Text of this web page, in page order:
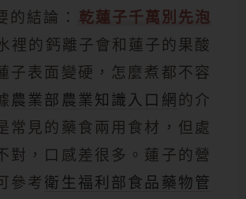
的結論：
乾蓮子千萬別先泡
裡的鈣離子會和蓮子的果酸
子表面變硬，怎麼煮都不容
農業部農業知識入口網 的介
常見的藥食兩用食材，但處
對，口感差很多。蓮子的營
參考衛生福利部食品藥物管